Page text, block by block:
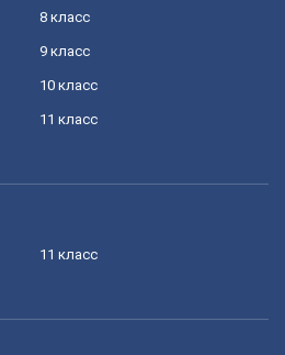
8 класс
9 класс
10 класс
11 класс
11 класс